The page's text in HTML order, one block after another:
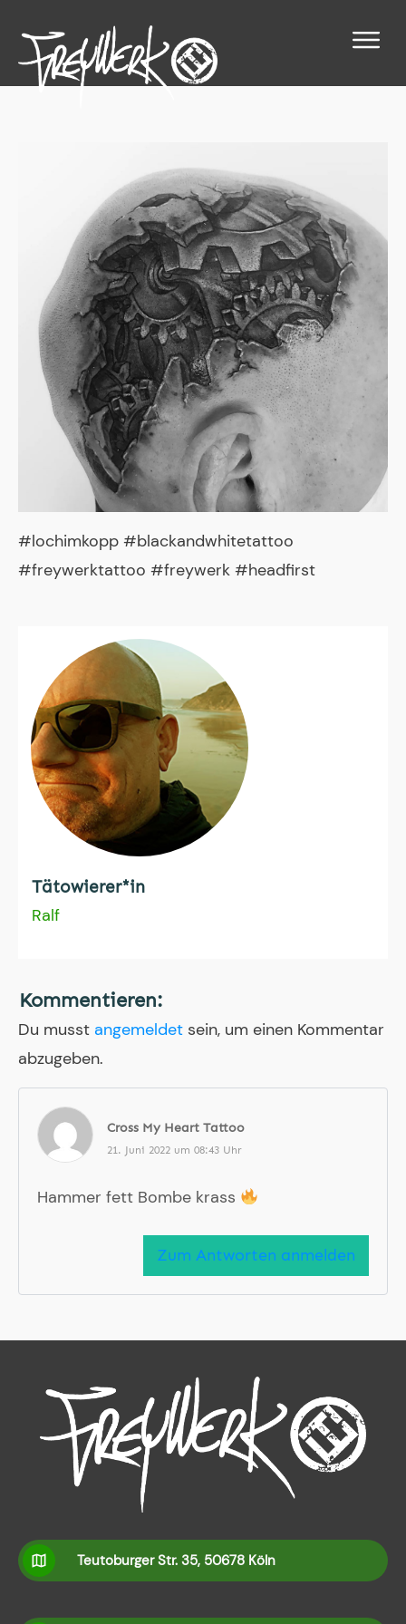
#lochimkopp #blackandwhitetattoo
#freywerktattoo #freywerk #headfirst
Tätowierer*in
Ralf
Kommentieren:
Du musst angemeldet sein, um einen Kommentar
abzugeben.
Cross My Heart Tattoo
21. Juni 2022 um 08:43 Uhr
Hammer fett Bombe krass
Zum Antworten anmelden
Teutoburger Str. 35, 50678 Köln